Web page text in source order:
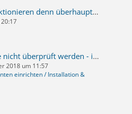
Welches Addons funktionieren denn überhaupt noch bei TB 68.*?
Konfiguration konnte nicht überprüft werden - ist der Benutzername oder das Passowrt falsch
2018 um 11:57
einrichten / Installation &